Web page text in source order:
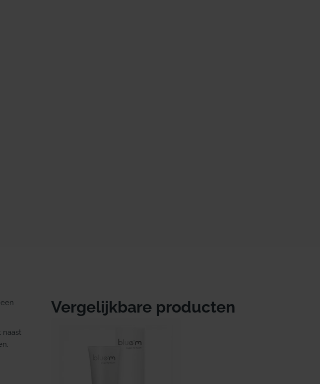
chirurgische tandenborstel Ultra soft
voor Bluem chirurgische tandenborstel Ultra soft
mondspray
voor Bluem mondspray
PHD 1,7 Conical blauw blister
voor Interprox PHD 1,7 Conical blauw blister
naast
Vergelijkbare producten